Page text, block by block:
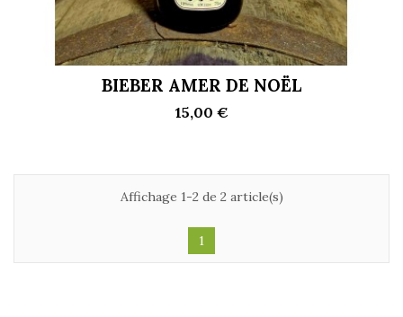
BIEBER AMER DE NOËL
15,00 €
Affichage 1-2 de 2 article(s)
1